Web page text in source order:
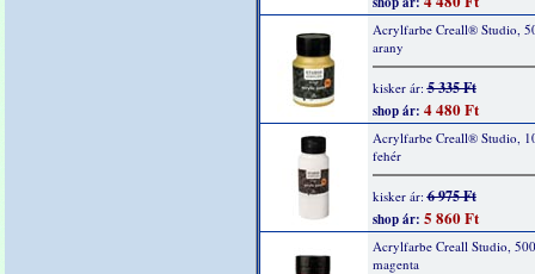
Acrylfarbe Creall® Studio,
arany
kisker ár:5 335 Ft
shop ár: 4 480 Ft
Acrylfarbe Creall® Studio,
fehér
kisker ár:6 975 Ft
shop ár: 5 860 Ft
Acrylfarbe Creall Studio,
magenta